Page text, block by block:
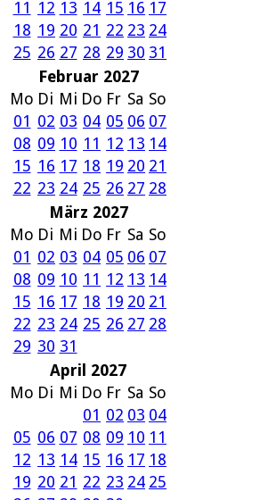
11 12 13 14 15 16 17
18 19 20 21 22 23 24
25 26 27 28 29 30 31
Februar 2027
Mo Di Mi Do Fr Sa So
01 02 03 04 05 06 07
08 09 10 11 12 13 14
15 16 17 18 19 20 21
22 23 24 25 26 27 28
März 2027
Mo Di Mi Do Fr Sa So
01 02 03 04 05 06 07
08 09 10 11 12 13 14
15 16 17 18 19 20 21
22 23 24 25 26 27 28
29 30 31
April 2027
Mo Di Mi Do Fr Sa So
01 02 03 04
05 06 07 08 09 10 11
12 13 14 15 16 17 18
19 20 21 22 23 24 25